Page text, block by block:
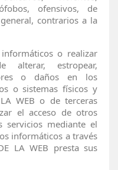
ofensivos, de
contrarios a la
o realizar
alterar, estropear,
o daños en los
o sistemas físicos y
WEB o de terceras
el acceso de otros
mediante el
informáticos a través
LA WEB presta sus